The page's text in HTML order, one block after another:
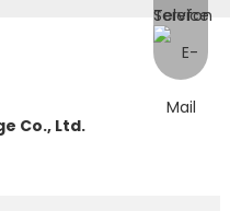
Co., Ltd.